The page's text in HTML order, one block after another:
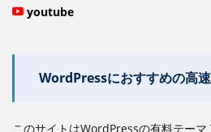
youtube
WordPressにおすすめの高
このサイトはWordPressの有料テーマ